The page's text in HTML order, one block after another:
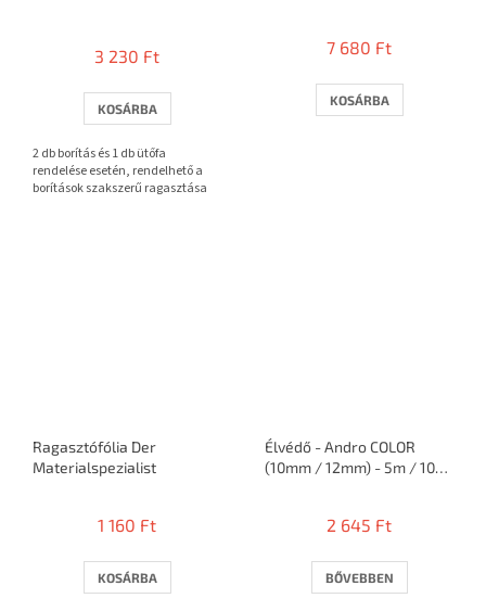
átlagos
5-
ből
csillag.
3 230 Ft
KOSÁRBA
2 db borítás és 1 db ütőfa
rendelése esetén, rendelhető a
borítások szakszerű ragasztása
7 680 Ft
KOSÁRBA
Ragasztófólia Der
Materialspezialist
1 160 Ft
KOSÁRBA
Élvédő - Andro COLOR
(10mm / 12mm) - 5m / 10
2 645 Ft
BŐVEBBEN